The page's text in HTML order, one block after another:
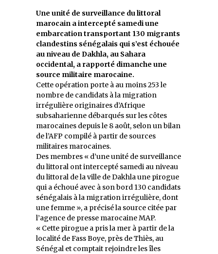
Une unité de surveillance du littoral
marocain a intercepté samedi une
embarcation transportant 130 migrants
clandestins sénégalais qui s’est échouée
au niveau de Dakhla, au Sahara
occidental, a rapporté dimanche une
source militaire marocaine.
Cette opération porte à au moins 253 le
nombre de candidats à la migration
irrégulière originaires d’Afrique
subsaharienne débarqués sur les côtes
marocaines depuis le 8 août, selon un bilan
de l’AFP compilé à partir de sources
militaires marocaines.
Des membres « d’une unité de surveillance
du littoral ont intercepté samedi au niveau
du littoral de la ville de Dakhla une pirogue
qui a échoué avec à son bord 130 candidats
sénégalais à la migration irrégulière, dont
une femme », a précisé la source citée par
l’agence de presse marocaine MAP.
« Cette pirogue a pris la mer à partir de la
localité de Fass Boye, près de Thiès, au
Sénégal et comptait rejoindre les îles